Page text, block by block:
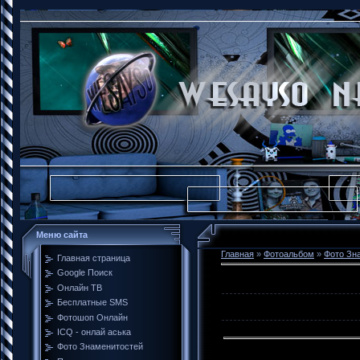
Меню сайта
Главная страница
Google Поиск
Онлайн ТВ
Бесплатные SMS
Фотошоп Онлайн
ICQ - онлай аська
Фото Знаменитостей
Главная » Фотоальбом » Фото